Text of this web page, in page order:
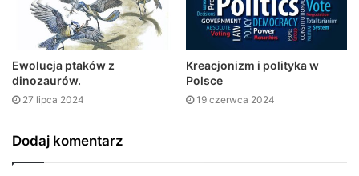
Ewolucja ptaków z
dinozaurów.
27 lipca 2024
Kreacjonizm i polityka w
Polsce
19 czerwca 2024
Dodaj komentarz